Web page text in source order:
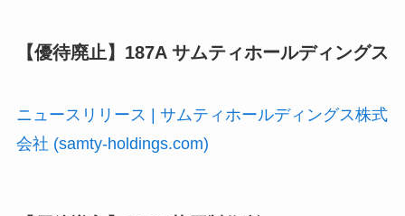
【優待廃止】187A サムティホールディングス
ニュースリリース | サムティホールディングス株式
会社 (samty-holdings.com)